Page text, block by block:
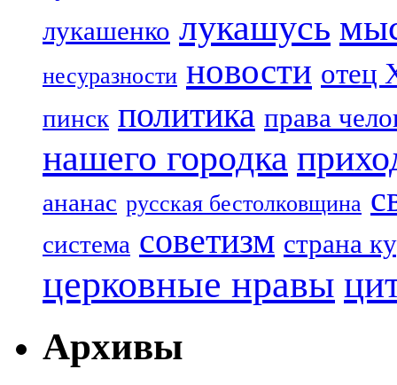
лукашенко лукашусь
несуразности новости отец
пинск политика права
нашего городка
ананас русская бестолковщина
система советизм страна
церковные нравы
Архивы